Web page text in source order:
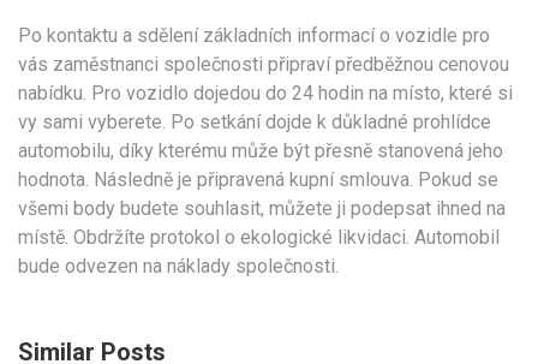
Po kontaktu a sdělení základních informací o vozidle pro
vás zaměstnanci společnosti připraví předběžnou cenovou
nabídku. Pro vozidlo dojedou do 24 hodin na místo, které si
vy sami vyberete. Po setkání dojde k důkladné prohlídce
automobilu, díky kterému může být přesně stanovená jeho
hodnota. Následně je připravená kupní smlouva. Pokud se
všemi body budete souhlasit, můžete ji podepsat ihned na
místě. Obdržíte protokol o ekologické likvidaci. Automobil
bude odvezen na náklady společnosti.
Similar Posts